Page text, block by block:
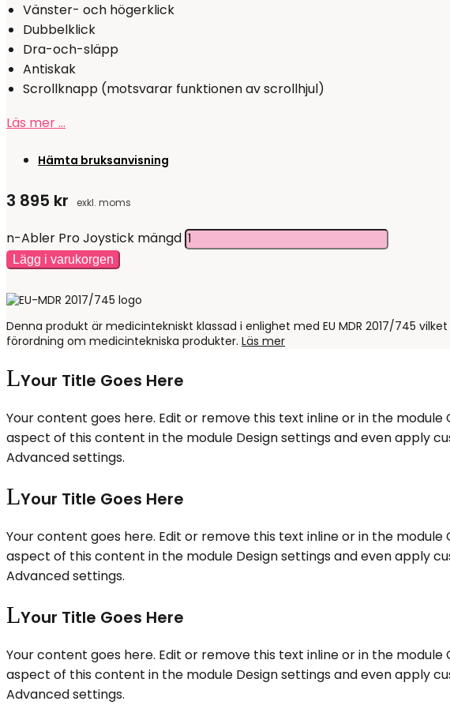
Vänster- och högerklick
Dubbelklick
Dra-och-släpp
Antiskak
Scrollknapp (motsvarar funktionen av scrollhjul)
Läs mer …
Hämta bruksanvisning
3 895 kr exkl. moms
n-Abler Pro Joystick mängd
Lägg i varukorgen
Denna produkt är medicintekniskt klassad i enlighet med EU MDR 2017/745
förordning om medicintekniska produkter. Läs mer
Your Title Goes Here
Your content goes here. Edit or remove this text inline or in the
aspect of this content in the module Design settings and even apply
Advanced settings.
Your Title Goes Here
Your content goes here. Edit or remove this text inline or in the
aspect of this content in the module Design settings and even apply
Advanced settings.
Your Title Goes Here
Your content goes here. Edit or remove this text inline or in the
aspect of this content in the module Design settings and even apply
Advanced settings.